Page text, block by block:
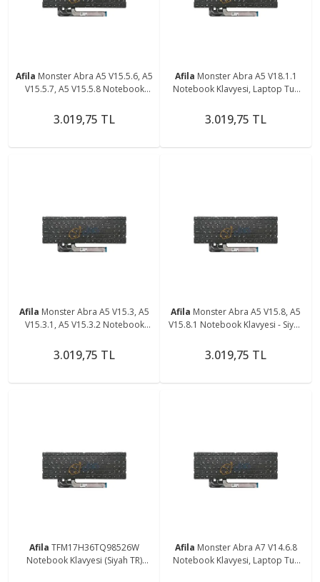
Afila Monster Abra A5 V15.5.6, A5
V15.5.7, A5 V15.5.8 Notebook
3.019,75 TL
Afila Monster Abra A5 V18.1.1
Notebook Klavyesi, Laptop Tuş
3.019,75 TL
Afila Monster Abra A5 V15.3, A5
V15.3.1, A5 V15.3.2 Notebook
3.019,75 TL
Afila Monster Abra A5 V15.8, A5
V15.8.1 Notebook Klavyesi - Siyah
3.019,75 TL
Afila TFM17H36TQ98526W
Notebook Klavyesi (Siyah TR)
Afila Monster Abra A7 V14.6.8
Notebook Klavyesi, Laptop Tuş